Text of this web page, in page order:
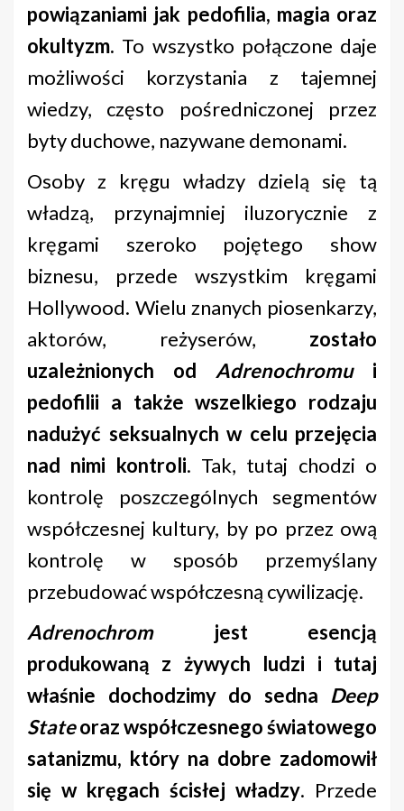
powiązaniami jak pedofilia, magia oraz
okultyzm. To wszystko połączone daje
możliwości korzystania z tajemnej
wiedzy, często pośredniczonej przez
byty duchowe, nazywane demonami.
Osoby z kręgu władzy dzielą się tą
władzą, przynajmniej iluzorycznie z
kręgami szeroko pojętego show
biznesu, przede wszystkim kręgami
Hollywood. Wielu znanych piosenkarzy,
aktorów, reżyserów, zostało
uzależnionych od Adrenochromui
pedofilii a także wszelkiego rodzaju
nadużyć seksualnych w celu przejęcia
nad nimi kontroli. Tak, tutaj chodzi o
kontrolę poszczególnych segmentów
współczesnej kultury, by po przez ową
kontrolę w sposób przemyślany
przebudować współczesną cywilizację.
Adrenochromjest esencją
produkowaną z żywych ludzi i tutaj
właśnie dochodzimy do sedna Deep
Stateoraz współczesnego światowego
satanizmu, który na dobre zadomowił
się w kręgach ścisłej władzy. Przede